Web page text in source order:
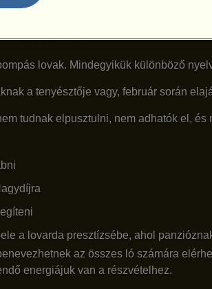
lovak
lovak. Mindegyikük különböző
a tenyésztője vagy, február során
tudnak elpusztulni, nem adhatók el,
a lovarda presztízsébe, ahol
az összes ló számára
energiájuk van a részvételhez.